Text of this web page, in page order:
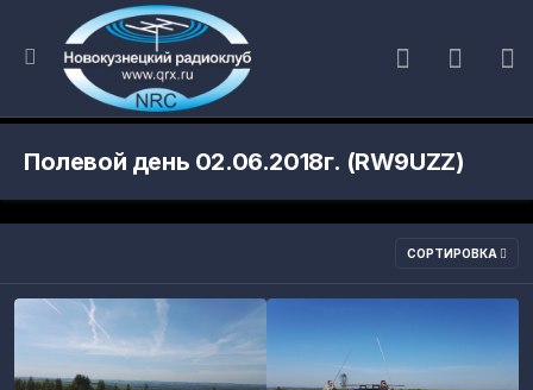
Полевой день 02.06.2018г. (RW9UZZ)
СОРТИРОВКА